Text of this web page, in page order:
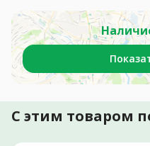
С этим товаром